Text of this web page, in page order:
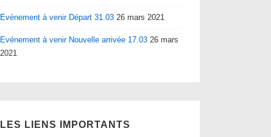
Evénement à venir Départ 31.03 26 mars 2021
Evénement à venir Nouvelle arrivée 17.03 26 mars
2021
LES LIENS IMPORTANTS